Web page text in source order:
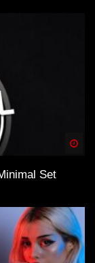
Set